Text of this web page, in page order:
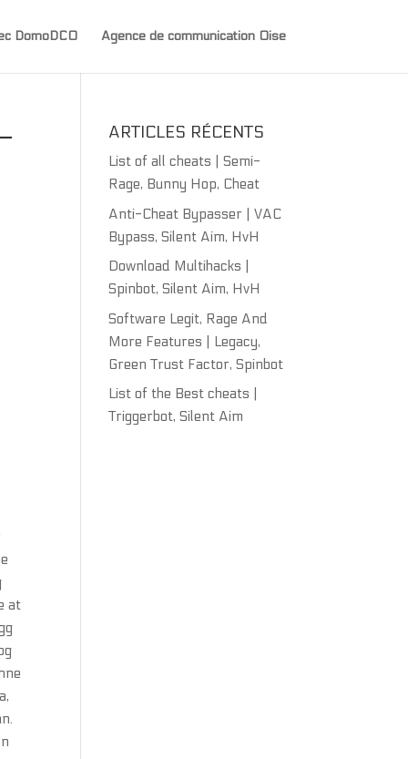
DomoDCO Agence de communication Oise
at
ARTICLES RÉCENTS
List of all cheats | Semi-
Rage, Bunny Hop, Cheat
Anti-Cheat Bypasser | VAC
Bypass, Silent Aim, HvH
Download Multihacks |
Spinbot, Silent Aim, HvH
Software Legit, Rage And
More Features | Legacy,
Green Trust Factor, Spinbot
List of the Best cheats |
Triggerbot, Silent Aim